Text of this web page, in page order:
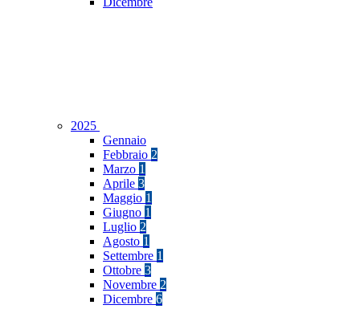
2025
Gennaio
Febbraio 2
Marzo 1
Aprile 3
Maggio 1
Giugno 1
Luglio 2
Agosto 1
Settembre 1
Ottobre 3
Novembre 2
Dicembre 6